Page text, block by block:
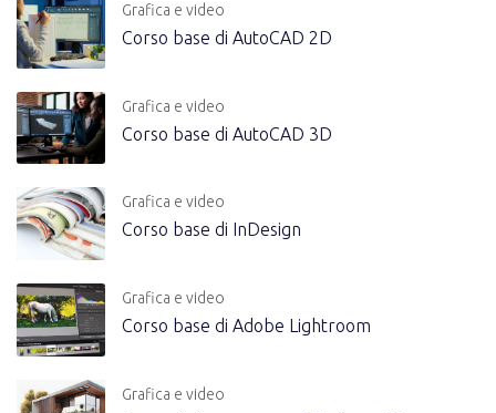
Grafica e video
Corso base di AutoCAD 2D
Grafica e video
Corso base di AutoCAD 3D
Grafica e video
Corso base di InDesign
Grafica e video
Corso base di Adobe Lightroom
Grafica e video